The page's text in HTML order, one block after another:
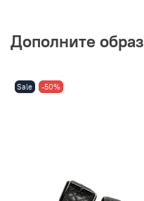
Дополните образ
Sale -50%